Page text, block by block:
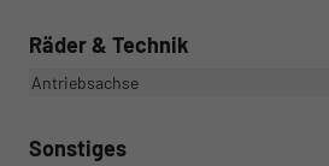
Räder & Technik
Antriebsachse
Sonstiges